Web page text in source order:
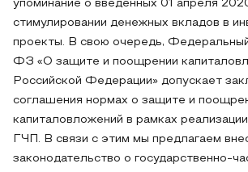
упоминание о введенных 01 апреля
стимулировании денежных вкладов в
проекты. В свою очередь,
ФЗ «О защите и поощрении
Российской Федерации» допускает
соглашения нормах о защите и
капиталовложений в рамках
ГЧП. В связи с этим мы предлагаем
законодательство о государственно-